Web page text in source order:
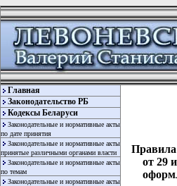
Главная
Законодательство РБ
Кодексы Беларуси
Законодательные и нормативные акты
по дате принятия
Законодательные и нормативные акты
принятые различными органами власти
Законодательные и нормативные акты
по темам
Законодательные и нормативные акты
Правила
от 29